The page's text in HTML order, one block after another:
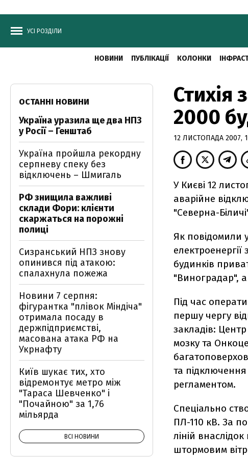
УСІ РОЗДІЛИ
НОВИНИ ПУБЛІКАЦІЇ КОЛОНКИ
Стихія
2000
12 ЛИСТОПАДА 2007,
У Києві 12
аварійне
"Северна-
Як повідомили
будинків
"Виноградар",
Під час
першу чергу
закладів:
мозку та
та
регламентом.
Спеціально
ПЛ-110 кВ. За
ліній
штормовим
ОСТАННІ НОВИНИ
Україна уразила ще два НПЗ
у Росії – Генштаб
Україна пройшла рекордну
серпневу спеку без
відключень – Шмигаль
РФ знищила важливі
склади Фори: клієнти
скаржаться на порожні
полиці
Сизранський НПЗ знову
опинився під атакою:
спалахнула пожежа
Новини 7 серпня:
фігурантка "плівок Міндіча"
отримала посаду в
держпідприємстві,
масована атака РФ на
Укрнафту
Київ шукає тих, хто
відремонтує метро між
"Тараса Шевченко" і
"Почайною" за 1,76
мільярда
ВСІ НОВИНИ